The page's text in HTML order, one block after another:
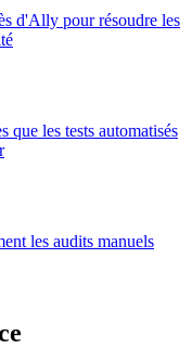
d'Ally pour résoudre les
que les tests automatisés
les audits manuels